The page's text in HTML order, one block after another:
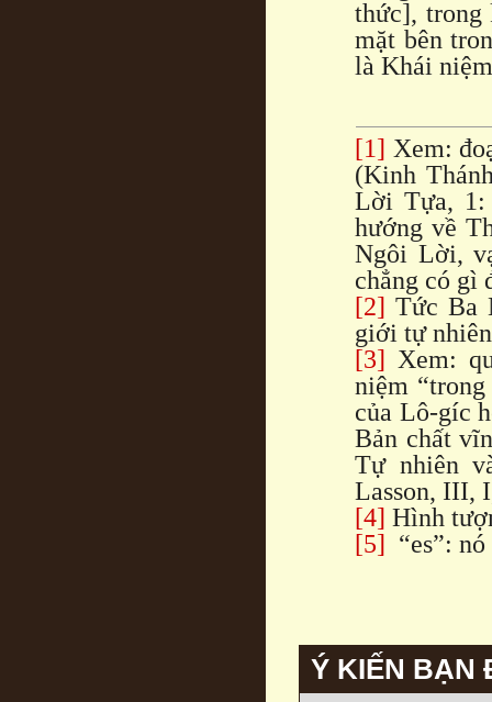
thức], trong
mặt bên
là Khái
[1] Xem:
(Kinh
Lời Tựa, 1:
hướng về
Ngôi Lời,
chẳng có gì
[2] Tức Ba
giới tự
[3] Xem:
niệm
của Lô-gíc
Bản chất
Tự nhiên
Lasson, III,
[4] Hình
[5] “es”:
Ý KIẾN BẠN